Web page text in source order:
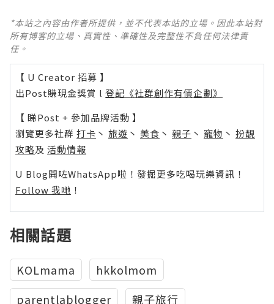
*本站之內容由作者所提供，並不代表本站的立場。因此本站對
所有博客的立場、真實性、準確性及完整性不負任何法律責
任。
【 U Creator 招募 】
出Post賺現金獎賞 l 登記《社群創作有價企劃》
【 睇Post + 參加品牌活動 】
瀏覽更多社群 打卡 丶 旅遊 丶 美食 丶 親子 丶 寵物 丶 扮靚
攻略及 活動情報
U Blog開咗WhatsApp啦！發掘更多吃喝玩樂資訊！
Follow 我哋 ！
相關話題
KOLmama
hkkolmom
parentlablogger
親子旅行